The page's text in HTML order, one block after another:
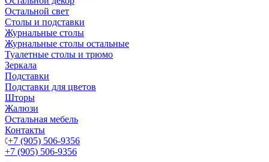
Остальной свет
Столы и подставки
Журнальные столы
Журнальные столы остальные
Туалетные столы и трюмо
Зеркала
Подставки
Подставки для цветов
Шторы
Жалюзи
Остальная мебель
Контакты
+7 (905) 506-9356
+7 (905) 506-9356